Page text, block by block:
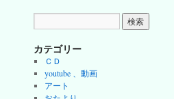
カテゴリー
ＣＤ
youtube 、動画
アート